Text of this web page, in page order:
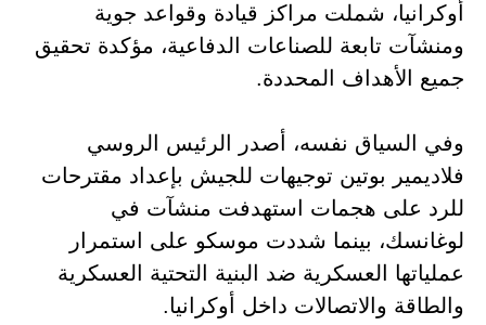
أوكرانيا، شملت مراكز قيادة وقواعد جوية
ومنشآت تابعة للصناعات الدفاعية، مؤكدة تحقيق
جميع الأهداف المحددة.
وفي السياق نفسه، أصدر الرئيس الروسي
فلاديمير بوتين توجيهات للجيش بإعداد مقترحات
للرد على هجمات استهدفت منشآت في
لوغانسك، بينما شددت موسكو على استمرار
عملياتها العسكرية ضد البنية التحتية العسكرية
والطاقة والاتصالات داخل أوكرانيا.